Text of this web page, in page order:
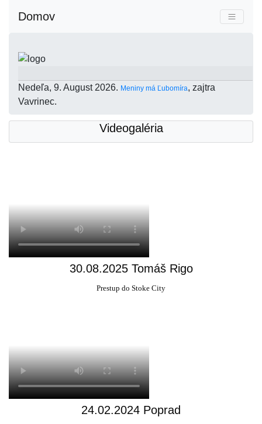
Domov
Nedeľa, 9. August 2026. Meniny má Ľubomíra, zajtra
Vavrinec.
Videogaléria
30.08.2025 Tomáš Rigo
Prestup do Stoke City
24.02.2024 Poprad